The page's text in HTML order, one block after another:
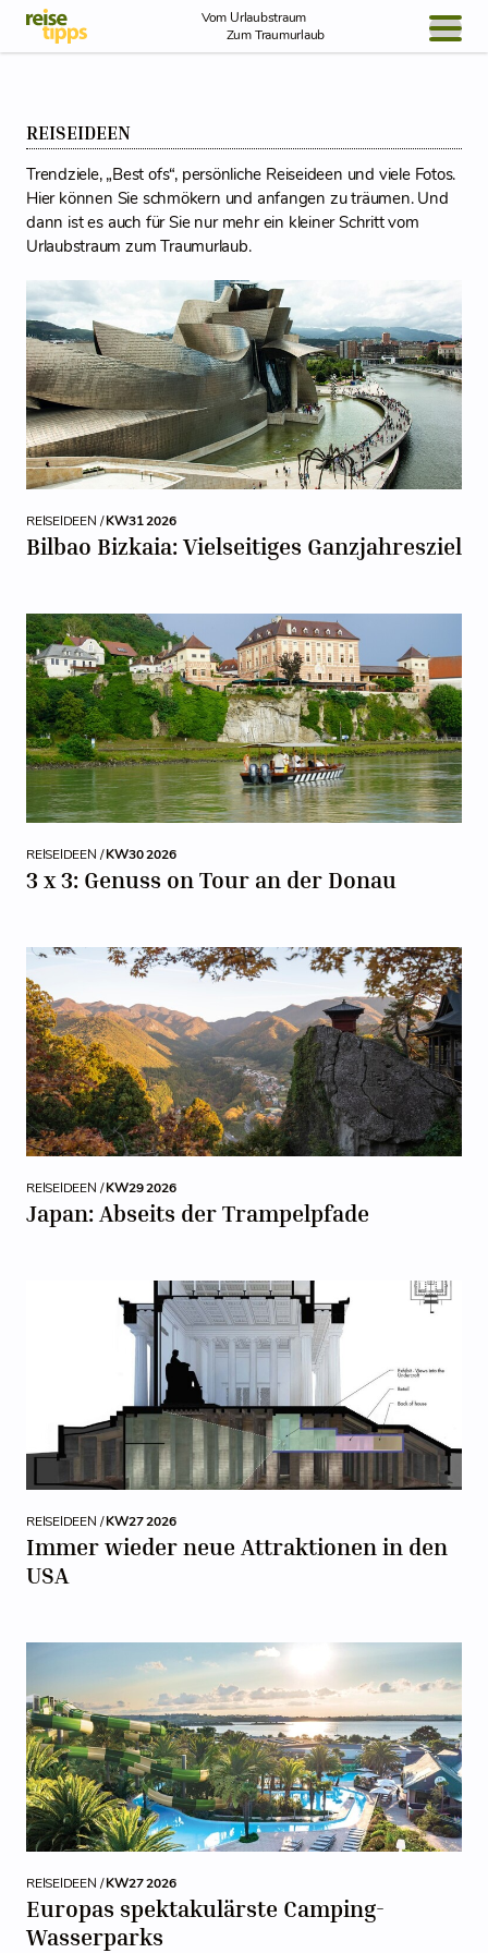
Skip to Content
Vom Urlaubstraum
Zum Traumurlaub
REISEIDEEN
REISEIDEEN
Trendziele, „Best ofs“, persönliche Reiseideen und viele Fotos.
Hier können Sie schmökern und anfangen zu träumen. Und
dann ist es auch für Sie nur mehr ein kleiner Schritt vom
Urlaubstraum zum Traumurlaub.
REISEIDEEN /KW31 2026
Bilbao Bizkaia: Vielseitiges Ganzjahresziel
REISEIDEEN /KW30 2026
3 x 3: Genuss on Tour an der Donau
REISEIDEEN /KW29 2026
Japan: Abseits der Trampelpfade
REISEIDEEN /KW27 2026
Immer wieder neue Attraktionen in den
USA
REISEIDEEN /KW27 2026
Europas spektakulärste Camping-
Wasserparks